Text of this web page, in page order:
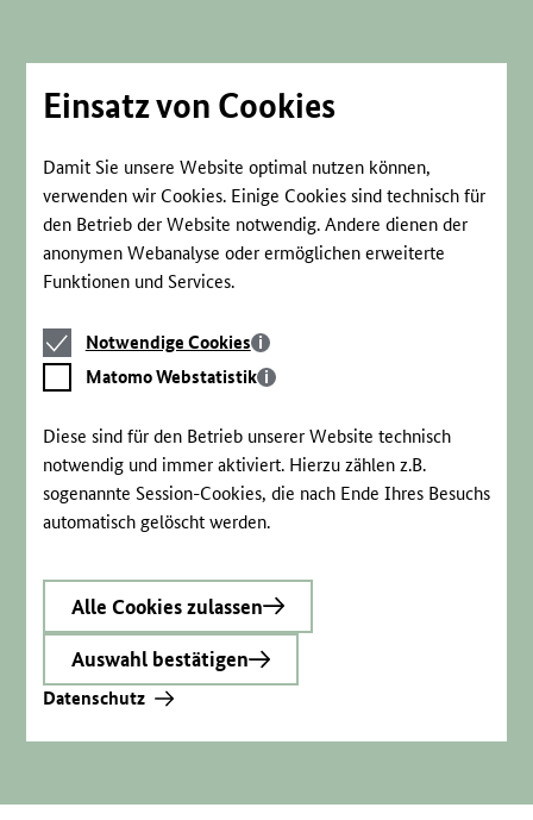
Einsatz von Cookies
Damit Sie unsere Website optimal nutzen können,
verwenden wir Cookies. Einige Cookies sind technisch für
den Betrieb der Website notwendig. Andere dienen der
anonymen Webanalyse oder ermöglichen erweiterte
Funktionen und Services.
Notwendige
Cookies
Notwendige Cookies
Matomo
Webstatistik
Matomo Webstatistik
Diese sind für den Betrieb unserer Website technisch
notwendig und immer aktiviert. Hierzu zählen z.B.
sogenannte Session-Cookies, die nach Ende Ihres Besuchs
automatisch gelöscht werden.
Alle Cookies zulassen
Auswahl bestätigen
Datenschutz